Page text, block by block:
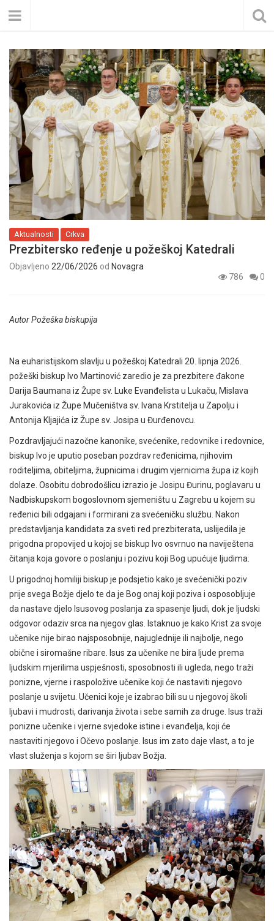
Aktualnosti Crkva
Prezbitersko ređenje u požeškoj Katedrali
Objavljeno 22/06/2026 od Novagra
786
0
Autor Požeška biskupija
Na euharistijskom slavlju u požeškoj Katedrali 20. lipnja 2026.
požeški biskup Ivo Martinović zaredio je za prezbitere đakone
Darija Baumana iz Župe sv. Luke Evanđelista u Lukaču, Mislava
Jurakovića iz Župe Mučeništva sv. Ivana Krstitelja u Zapolju i
Antonija Kljajića iz Župe sv. Josipa u Đurđenovcu.
Pozdravljajući nazočne kanonike, svećenike, redovnike i redovnice,
biskup Ivo je uputio poseban pozdrav ređenicima, njihovim
roditeljima, obiteljima, župnicima i drugim vjernicima župa iz kojih
dolaze. Osobitu dobrodošlicu izrazio je Josipu Đurinu, poglavaru u
Nadbiskupskom bogoslovnom sjemeništu u Zagrebu u kojem su
ređenici bili odgajani i formirani za svećeničku službu. Nakon
predstavljanja kandidata za sveti red prezbiterata, uslijedila je
prigodna propovijed u kojoj se biskup Ivo osvrnuo na naviještena
čitanja koja govore o poslanju i pozivu koji Bog upućuje ljudima.
U prigodnoj homiliji biskup je podsjetio kako je svećenički poziv
prije svega Božje djelo te da je Bog onaj koji poziva i osposobljuje
da nastave djelo Isusovog poslanja za spasenje ljudi, dok je ljudski
odgovor odaziv srca na njegov glas. Istaknuo je kako Krist za svoje
učenike nije birao najsposobnije, najuglednije ili najbolje, nego
obične i siromašne ribare. Isus za učenike ne bira ljude prema
ljudskim mjerilima uspješnosti, sposobnosti ili ugleda, nego traži
ponizne, vjerne i raspoložive učenike koji će nastaviti njegovo
poslanje u svijetu. Učenici koje je izabrao bili su u njegovoj školi
ljubavi i mudrosti, darivanja života i sebe samih za druge. Isus traži
ponizne učenike i vjerne svjedoke istine i evanđelja, koji će
nastaviti njegovo i Očevo poslanje. Isus im zato daje vlast, a to je
vlast služenja s kojom se širi ljubav Božja.